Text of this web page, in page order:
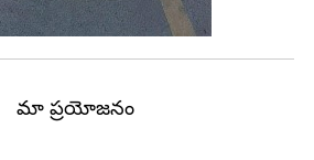
మా ప్రయోజనం